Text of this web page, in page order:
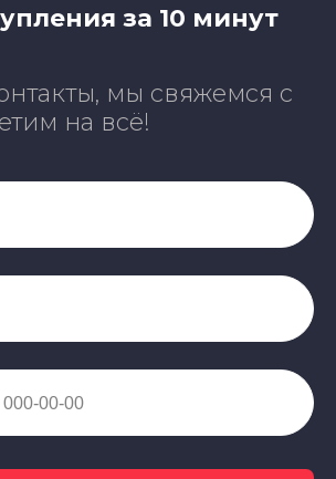
за 10 минут
мы свяжемся с
на всё!